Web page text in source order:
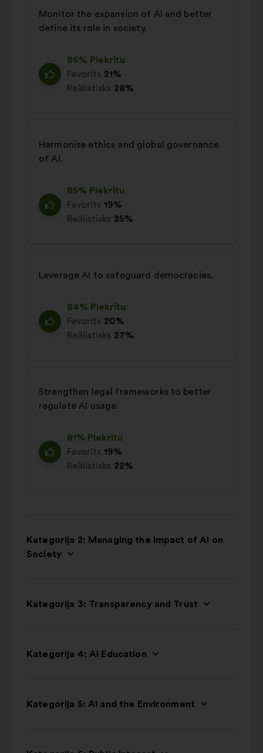
Monitor the expansion of AI and better
define its role in society.
86% Piekrītu
Favorīts 21%
Reālistisks 28%
Harmonise ethics and global governance
of AI.
85% Piekrītu
Favorīts 19%
Reālistisks 25%
Leverage AI to safeguard democracies.
84% Piekrītu
Favorīts 20%
Reālistisks 27%
Strengthen legal frameworks to better
regulate AI usage.
81% Piekrītu
Favorīts 19%
Reālistisks 22%
Kategorija 2: Managing the Impact of AI on
Society
Kategorija 3: Transparency and Trust
Kategorija 4: AI Education
Kategorija 5: AI and the Environment